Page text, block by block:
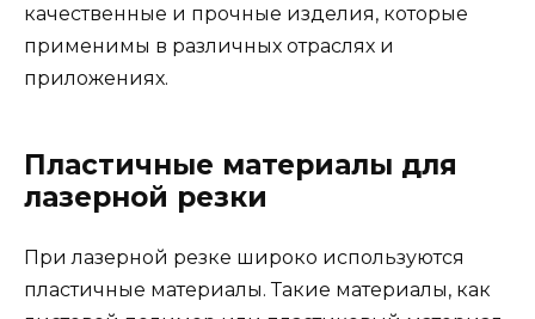
качественные и прочные изделия, которые
применимы в различных отраслях и
приложениях.
Пластичные материалы для
лазерной резки
При лазерной резке широко используются
пластичные материалы. Такие материалы, как